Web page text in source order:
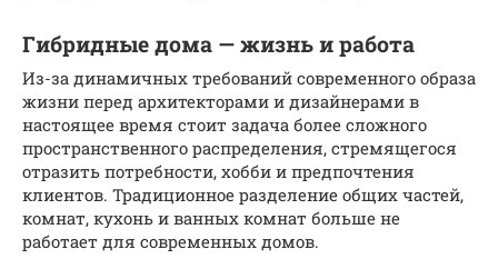
Гибридные дома — жизнь и работа
Из-за динамичных требований современного образа
жизни перед архитекторами и дизайнерами в
настоящее время стоит задача более сложного
пространственного распределения, стремящегося
отразить потребности, хобби и предпочтения
клиентов. Традиционное разделение общих частей,
комнат, кухонь и ванных комнат больше не
работает для современных домов.